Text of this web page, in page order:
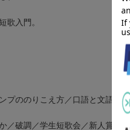
歌入門。
プののりこえ方／口語と文語
／破調／学生短歌会／新人賞